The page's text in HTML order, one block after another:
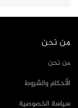
من نحن
من نحن
الأحكام والشروط
سياسة الخصوصية